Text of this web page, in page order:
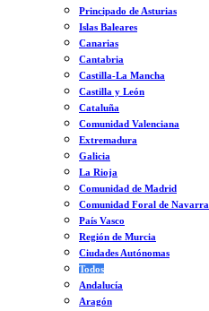
Principado de Asturias
Islas Baleares
Canarias
Cantabria
Castilla-La Mancha
Castilla y León
Cataluña
Comunidad Valenciana
Extremadura
Galicia
La Rioja
Comunidad de Madrid
Comunidad Foral de Navarra
País Vasco
Región de Murcia
Ciudades Autónomas
Todos
Andalucía
Aragón